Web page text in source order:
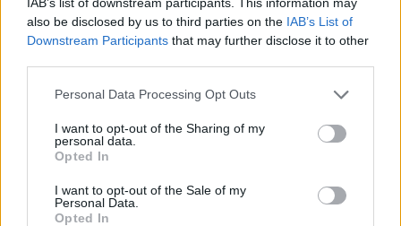
also be disclosed by us to third parties on the IAB’s List of
Downstream Participants that may further disclose it to other
Personal Data Processing Opt Outs
I want to opt-out of the Sharing of my
personal data.
Opted In
I want to opt-out of the Sale of my
Personal Data.
Opted In
προστασία για
πάντα
στην πόλη